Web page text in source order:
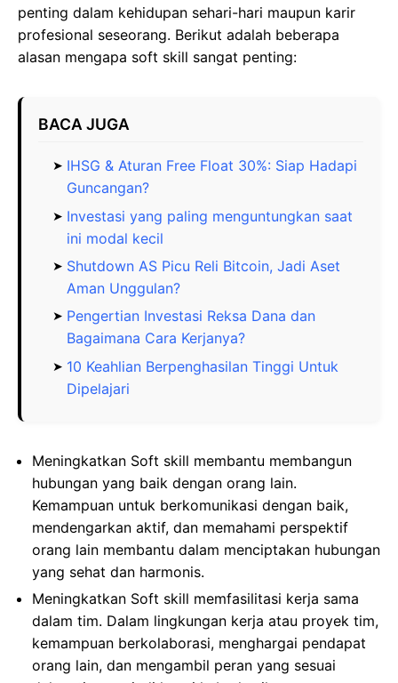
penting dalam kehidupan sehari-hari maupun karir
profesional seseorang. Berikut adalah beberapa
alasan mengapa soft skill sangat penting:
BACA JUGA
IHSG & Aturan Free Float 30%: Siap Hadapi
Guncangan?
Investasi yang paling menguntungkan saat
ini modal kecil
Shutdown AS Picu Reli Bitcoin, Jadi Aset
Aman Unggulan?
Pengertian Investasi Reksa Dana dan
Bagaimana Cara Kerjanya?
10 Keahlian Berpenghasilan Tinggi Untuk
Dipelajari
Meningkatkan Soft skill membantu membangun
hubungan yang baik dengan orang lain.
Kemampuan untuk berkomunikasi dengan baik,
mendengarkan aktif, dan memahami perspektif
orang lain membantu dalam menciptakan hubungan
yang sehat dan harmonis.
Meningkatkan Soft skill memfasilitasi kerja sama
dalam tim. Dalam lingkungan kerja atau proyek tim,
kemampuan berkolaborasi, menghargai pendapat
orang lain, dan mengambil peran yang sesuai